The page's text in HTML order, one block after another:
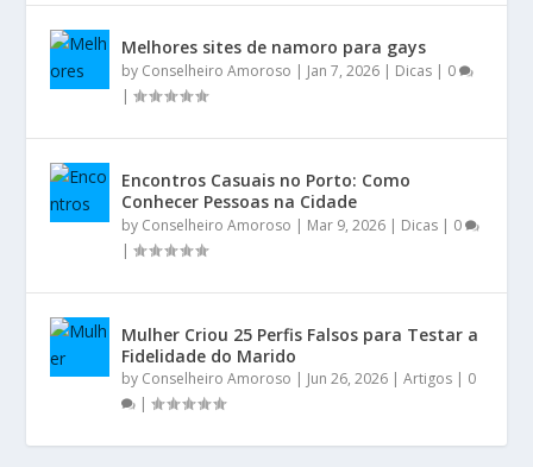
Melhores sites de namoro para gays
by Conselheiro Amoroso | Jan 7, 2026 | Dicas | 0
|
Encontros Casuais no Porto: Como
Conhecer Pessoas na Cidade
by Conselheiro Amoroso | Mar 9, 2026 | Dicas | 0
|
Mulher Criou 25 Perfis Falsos para Testar a
Fidelidade do Marido
by Conselheiro Amoroso | Jun 26, 2026 |Artigos | 0
|